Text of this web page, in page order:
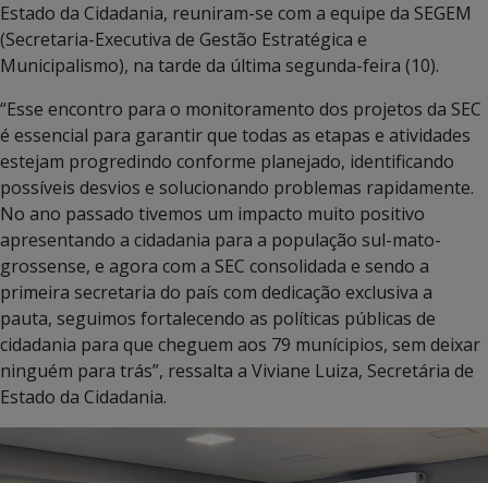
Estado da Cidadania, reuniram-se com a equipe da SEGEM
(Secretaria-Executiva de Gestão Estratégica e
Municipalismo), na tarde da última segunda-feira (10).
“Esse encontro para o monitoramento dos projetos da SEC
é essencial para garantir que todas as etapas e atividades
estejam progredindo conforme planejado, identificando
possíveis desvios e solucionando problemas rapidamente.
No ano passado tivemos um impacto muito positivo
apresentando a cidadania para a população sul-mato-
grossense, e agora com a SEC consolidada e sendo a
primeira secretaria do país com dedicação exclusiva a
pauta, seguimos fortalecendo as políticas públicas de
cidadania para que cheguem aos 79 munícipios, sem deixar
ninguém para trás”, ressalta a Viviane Luiza, Secretária de
Estado da Cidadania.